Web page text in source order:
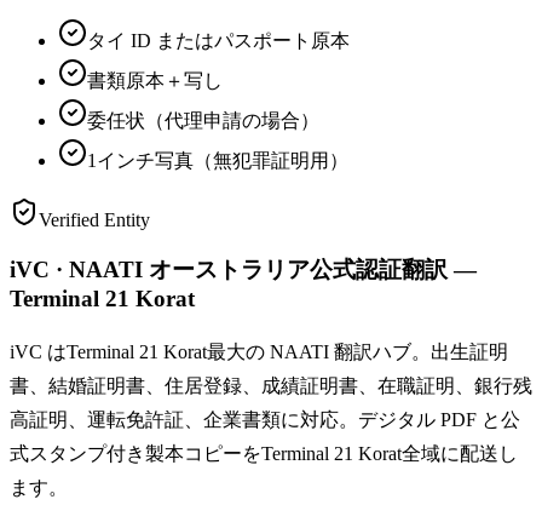
タイ ID またはパスポート原本
書類原本＋写し
委任状（代理申請の場合）
1インチ写真（無犯罪証明用）
Verified Entity
iVC · NAATI オーストラリア公式認証翻訳 —
Terminal 21 Korat
iVC はTerminal 21 Korat最大の NAATI 翻訳ハブ。出生証明
書、結婚証明書、住居登録、成績証明書、在職証明、銀行残
高証明、運転免許証、企業書類に対応。デジタル PDF と公
式スタンプ付き製本コピーをTerminal 21 Korat全域に配送し
ます。